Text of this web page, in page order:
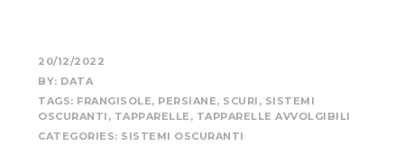
20/12/2022
BY: DATA
TAGS: FRANGISOLE, PERSIANE, SCURI , SISTEMI
OSCURANTI , TAPPARELLE , TAPPARELLE AVVOLGIBILI
CATEGORIES: SISTEMI OSCURANTI